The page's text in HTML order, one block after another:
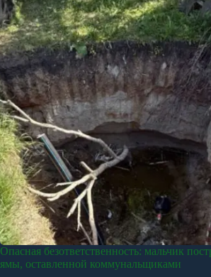
Опасная безответственность: мальчик
ямы, оставленной коммунальщиками